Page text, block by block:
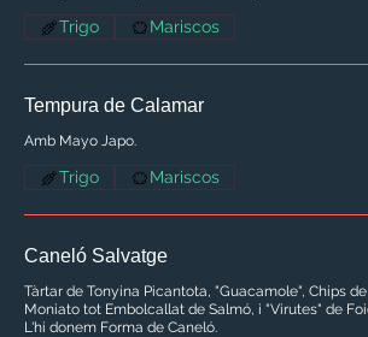
Trigo Mariscos
Tempura de Calamar
Amb Mayo Japo.
Trigo Mariscos
Caneló Salvatge
Tàrtar de Tonyina Picantota, "Guacamole", Chips de
Moniato tot Embolcallat de Salmó, i "Virutes" de Foie fos.
L'hi donem Forma de Caneló.